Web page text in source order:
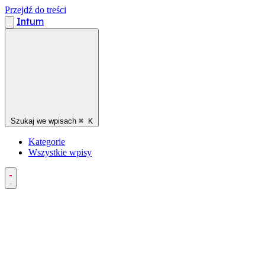
Przejdź do treści
Intum
Szukaj we wpisach ⌘ K
Kategorie
Wszystkie wpisy